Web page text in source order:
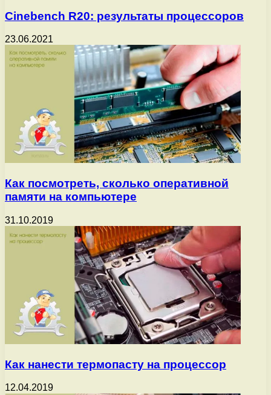
Cinebench R20: результаты процессоров
23.06.2021
Как посмотреть, сколько оперативной
памяти на компьютере
31.10.2019
Как нанести термопасту на процессор
12.04.2019